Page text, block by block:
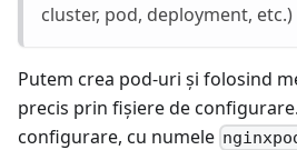
cluster, pod, deployment, etc.)
Putem crea pod-uri și folosind
precis prin fișiere de
configurare, cu numele